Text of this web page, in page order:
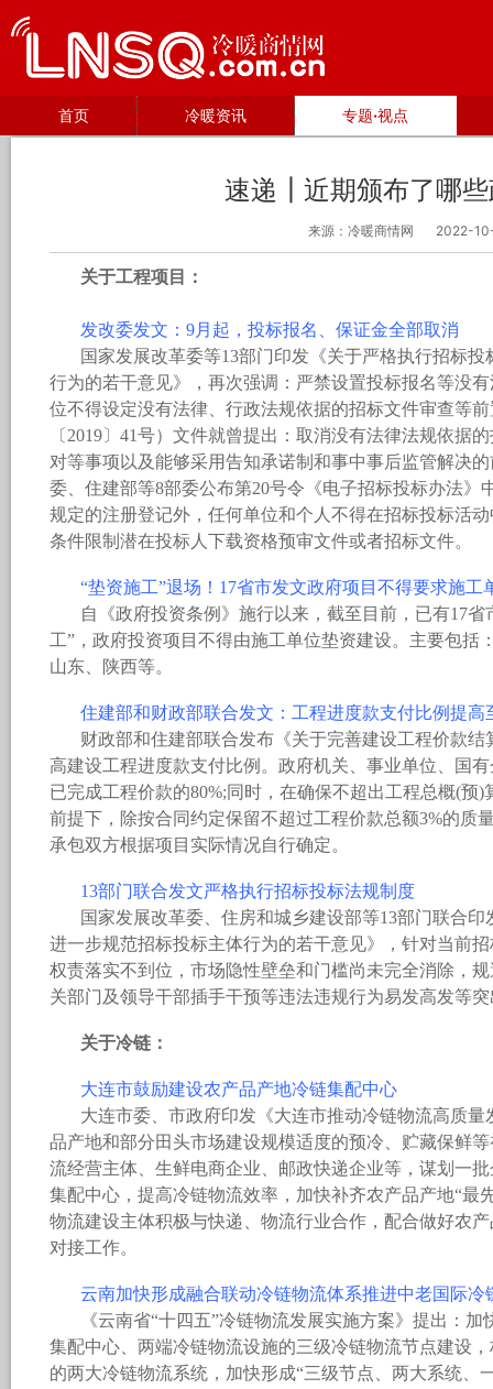
首页 冷暖资讯 专题·视点
速递┃近期颁布了哪
来源：冷暖商情网 2022-
关于工程项目：
发改委发文：9月起，投标报名、保证金全部取消
国家发展改革委等13部门印发《关于严格执行招标
行为的若干意见》，再次强调：严禁设置投标报名等没
位不得设定没有法律、行政法规依据的招标文件审查等
〔2019〕41号）文件就曾提出：取消没有法律法规依据
对等事项以及能够采用告知承诺制和事中事后监管解决
委、住建部等8部委公布第20号令《电子招标投标办法》
规定的注册登记外，任何单位和个人不得在招标投标活
条件限制潜在投标人下载资格预审文件或者招标文件。
“垫资施工”退场！17省市发文政府项目不得要求施工
自《政府投资条例》施行以来，截至目前，已有17
工”，政府投资项目不得由施工单位垫资建设。主要包括
山东、陕西等。
住建部和财政部联合发文：工程进度款支付比例提高
财政部和住建部联合发布《关于完善建设工程价款
高建设工程进度款支付比例。政府机关、事业单位、国
已完成工程价款的80%;同时，在确保不超出工程总概(预
前提下，除按合同约定保留不超过工程价款总额3%的质
承包双方根据项目实际情况自行确定。
13部门联合发文严格执行招标投标法规制度
国家发展改革委、住房和城乡建设部等13部门联合
进一步规范招标投标主体行为的若干意见》，针对当前
权责落实不到位，市场隐性壁垒和门槛尚未完全消除，
关部门及领导干部插手干预等违法违规行为易发高发等
关于冷链：
大连市鼓励建设农产品产地冷链集配中心
大连市委、市政府印发《大连市推动冷链物流高质
品产地和部分田头市场建设规模适度的预冷、贮藏保鲜
流经营主体、生鲜电商企业、邮政快递企业等，谋划一
集配中心，提高冷链物流效率，加快补齐农产品产地“最
物流建设主体积极与快递、物流行业合作，配合做好农
对接工作。
云南加快形成融合联动冷链物流体系推进中老国际冷
《云南省“十四五”冷链物流发展实施方案》提出：
集配中心、两端冷链物流设施的三级冷链物流节点建设
的两大冷链物流系统，加快形成“三级节点、两大系统、